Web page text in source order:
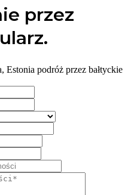
przez
Estonia podróż przez bałtyckie